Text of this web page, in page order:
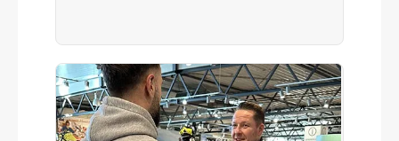
Sattelstütze
STYX Aluminium